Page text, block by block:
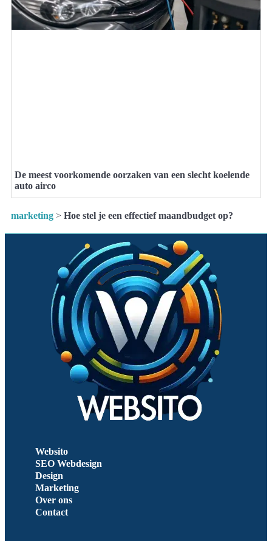
De meest voorkomende oorzaken van een slecht koelende
auto airco
marketing > Hoe stel je een effectief maandbudget op?
Websito
SEO Webdesign
Design
Marketing
Over ons
Contact